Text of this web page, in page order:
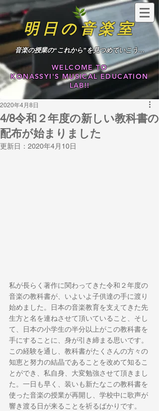
明日の音楽室
​音楽の授業の“これから”を見つめていこう…
WELCOME TO
KONASSYI'S MUSICAL EDUCATION
LAB!!
4/8令和２年度の新しい教科書の
配布が始まりました
2020年4月8日
更新日： 2020年4月10日
私が長らく著作に関わってきた令和２年度の
音楽の教科書が、いよいよ子供達の手に渡り
始めました。日本の音楽教育を支えてきた先
生方と名を連ねさせて頂いていること、そし
て、日本の小学生の半分以上がこの教科書を
手にすることに、身が引き締まる思いです。
この経験を通し、教科書がたくさんの方々の
知恵と努力の結晶であることを改めて知るこ
とができ、私自身、大変勉強させて頂きまし
た。一日も早く、装いも新たなこの教科書を
使った音楽の授業が再開し、学校中に歌声が
響き渡る日が来ることを祈るばかりです。